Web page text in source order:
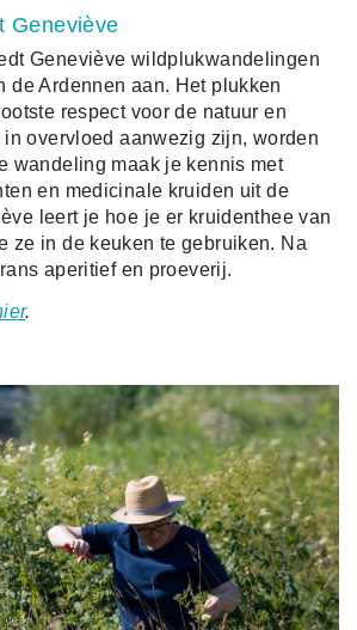
Geneviève
Geneviève wildplukwandelingen
de Ardennen aan. Het plukken
respect voor de natuur en
overvloed aanwezig zijn, worden
wandeling maak je kennis met
en medicinale kruiden uit de
leert je hoe je er kruidenthee van
ze in de keuken te gebruiken. Na
aperitief en proeverij.
.